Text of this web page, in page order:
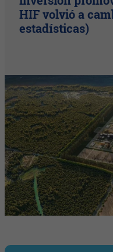
HIF volvió a
estadísticas)